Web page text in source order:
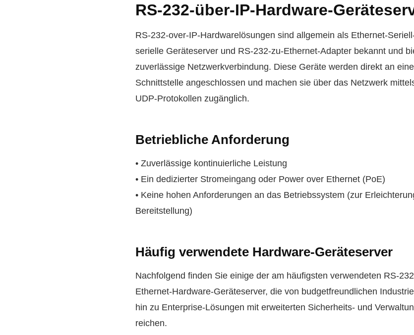
RS-232-über-IP-Hardware-
RS-232-over-IP-Hardwarelösungen sind allgemein als Ethernet-
serielle Geräteserver und RS-232-zu-Ethernet-Adapter bekannt und
zuverlässige Netzwerkverbindung. Diese Geräte werden direkt an
Schnittstelle angeschlossen und machen sie über das Netzwerk
UDP-Protokollen zugänglich.
Betriebliche Anforderung
• Zuverlässige kontinuierliche Leistung
• Ein dedizierter Stromeingang oder Power over Ethernet (PoE)
• Keine hohen Anforderungen an das Betriebssystem (zur
Bereitstellung)
Häufig verwendete Hardware-Geräteserver
Nachfolgend finden Sie einige der am häufigsten verwendeten RS-
Ethernet-Hardware-Geräteserver, die von budgetfreundlichen
hin zu Enterprise-Lösungen mit erweiterten Sicherheits- und
reichen.